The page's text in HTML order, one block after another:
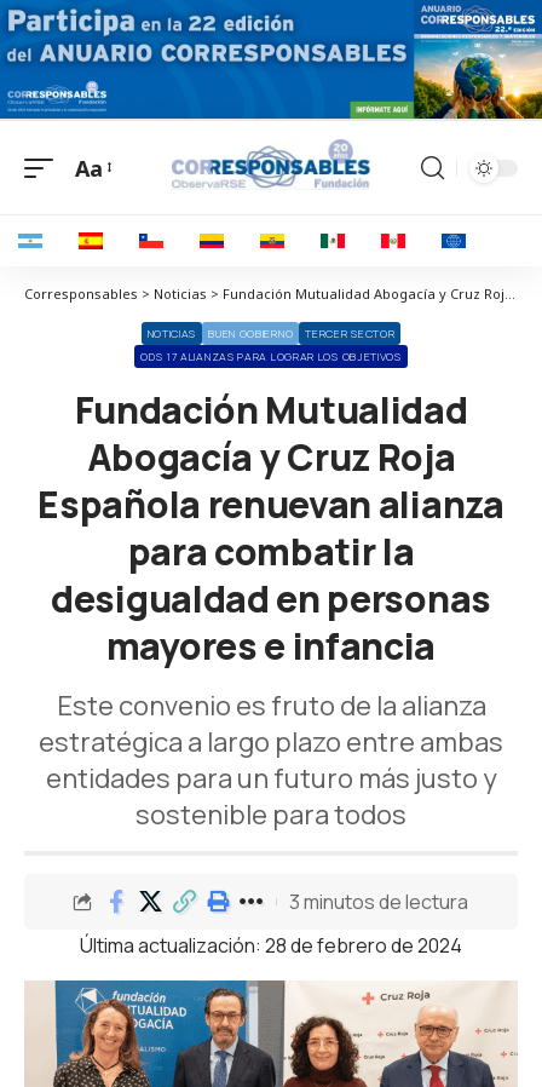
Aa
Corresponsables > Noticias > Fundación Mutualidad Abogacía y Cruz Roja Española renuevan alianza para combatir la desigualdad en personas mayores e infancia
NOTICIAS BUEN GOBIERNO
TERCER SECTOR
ODS 17 ALIANZAS PARA LOGRAR LOS OBJETIVOS
Fundación Mutualidad
Abogacía y Cruz Roja
Española renuevan alianza
para combatir la
desigualdad en personas
mayores e infancia
Este convenio es fruto de la alianza
estratégica a largo plazo entre ambas
entidades para un futuro más justo y
sostenible para todos
Última actualización: 28 de febrero de 2024
3 minutos de lectura